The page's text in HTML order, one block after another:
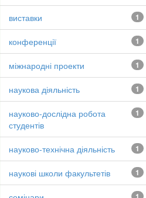
1
виставки
1
конференції
1
міжнародні проекти
1
наукова діяльність
1
науково-дослідна робота
студентів
1
науково-технічна діяльність
1
наукові школи факультетів